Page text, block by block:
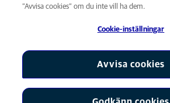
Legalt
AniCura är ett dotterbolag till Mars, Inc ©
”Avvisa cookies” om du inte vill ha dem.
Cookie-inställningar
Avvisa cookies